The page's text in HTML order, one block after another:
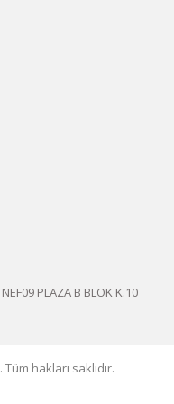
PLAZA B BLOK K.10
hakları saklıdır.